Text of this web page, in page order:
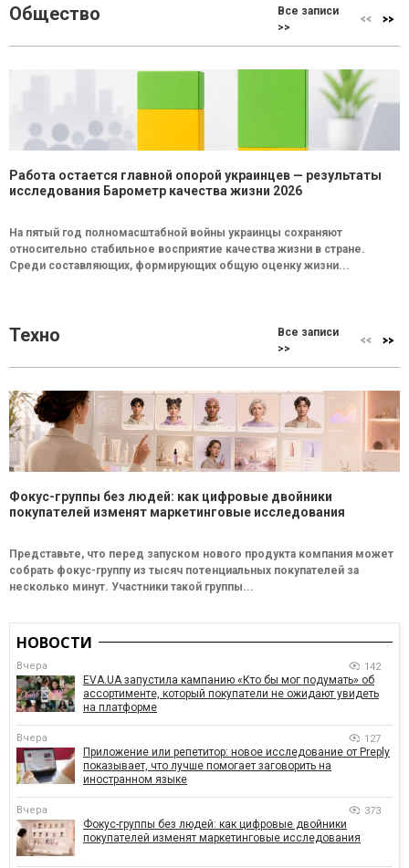
Общество
Все записи
>>
Работа остается главной опорой украинцев — результаты
исследования Барометр качества жизни 2026
На пятый год полномасштабной войны украинцы сохраняют
относительно стабильное восприятие качества жизни в стране.
Среди составляющих, формирующих общую оценку жизни...
Техно
Все записи
>>
Фокус-группы без людей: как цифровые двойники
покупателей изменят маркетинговые исследования
Представьте, что перед запуском нового продукта компания может
собрать фокус-группу из тысяч потенциальных покупателей за
несколько минут. Участники такой группы...
НОВОСТИ
Вчера 142
EVA.UA запустила кампанию «Кто бы мог подумать» об
ассортименте, который покупатели не ожидают увидеть
на платформе
Вчера 127
Приложение или репетитор: новое исследование от Preply
показывает, что лучше помогает заговорить на
иностранном языке
Вчера 373
Фокус-группы без людей: как цифровые двойники
покупателей изменят маркетинговые исследования